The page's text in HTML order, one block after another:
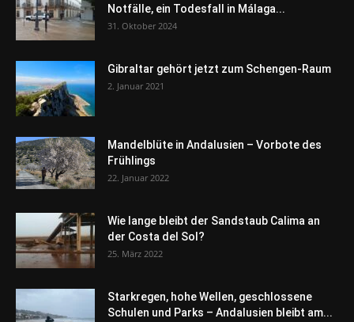
Notfälle, ein Todesfall in Málaga...
31. Oktober 2024
Gibraltar gehört jetzt zum Schengen-Raum
2. Januar 2021
Mandelblüte in Andalusien – Vorbote des
Frühlings
22. Januar 2022
Wie lange bleibt der Sandstaub Calima an
der Costa del Sol?
25. März 2022
Starkregen, hohe Wellen, geschlossene
Schulen und Parks – Andalusien bleibt am...